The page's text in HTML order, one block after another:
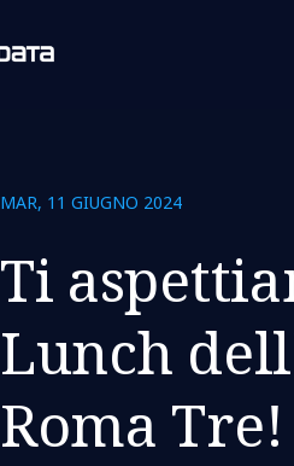
MAR, 11 GIUGNO 2024
Ti
Lunch
Roma Tre!